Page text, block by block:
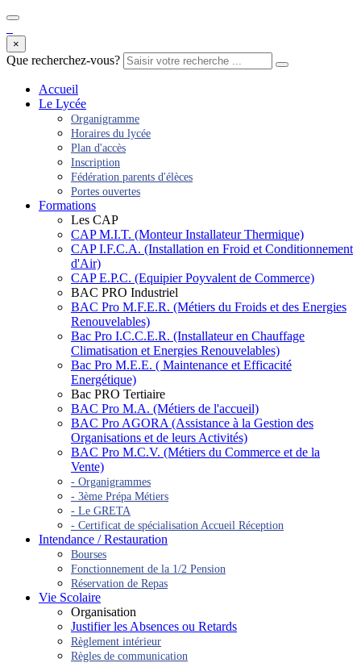
×
Que recherchez-vous?
Accueil
Le Lycée
Organigramme
Horaires du lycée
Plan d'accès
Inscription
Fédération parents d'élèces
Portes ouvertes
Formations
Les CAP
CAP M.I.T. (Monteur Installateur Thermique)
CAP I.F.C.A. (Installation en Froid et Conditionnement
d'Air)
CAP E.P.C. (Equipier Poyvalent de Commerce)
BAC PRO Industriel
BAC Pro M.F.E.R. (Métiers du Froids et des Energies
Renouvelables)
Bac Pro I.C.C.E.R. (Installateur en Chauffage
Climatisation et Energies Renouvelables)
Bac Pro M.E.E. ( Maintenance et Efficacité
Energétique)
Bac PRO Tertiaire
BAC Pro M.A. (Métiers de l'accueil)
BAC Pro AGORA (Assistance à la Gestion des
Organisations et de leurs Activités)
BAC Pro M.C.V. (Métiers du Commerce et de la
Vente)
- Organigrammes
- 3ème Prépa Métiers
- Le GRETA
- Certificat de spécialisation Accueil Réception
Intendance / Restauration
Bourses
Fonctionnement de la 1/2 Pension
Réservation de Repas
Vie Scolaire
Organisation
Justifier les Absences ou Retards
Règlement intérieur
Règles de communication